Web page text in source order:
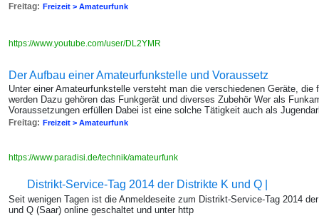
Freitag: Freizeit > Amateurfunk
https://www.youtube.com/user/DL2YMR
Der Aufbau einer Amateurfunkstelle und Voraussetz
Unter einer Amateurfunkstelle versteht man die verschiedenen Geräte,
werden Dazu gehören das Funkgerät und diverses Zubehör Wer als
Voraussetzungen erfüllen Dabei ist eine solche Tätigkeit auch als
Freitag: Freizeit > Amateurfunk
https://www.paradisi.de/technik/amateurfunk
Distrikt-Service-Tag 2014 der Distrikte K und Q |
Seit wenigen Tagen ist die Anmeldeseite zum Distrikt-Service-Tag 2014
und Q (Saar) online geschaltet und unter http